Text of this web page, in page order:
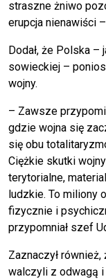
straszne żniwo
erupcja nienawiści
Dodał, że Polska
sowieckiej –
wojny.
– Zawsze
gdzie wojna się
się obu
Ciężkie skutki
terytorialne,
ludzkie. To miliony
fizycznie i
przypomniał szef
Zaznaczył
walczyli z odwagą